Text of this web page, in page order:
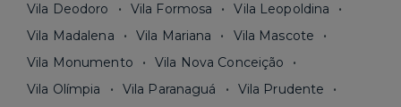
Vila Deodoro
Vila Formosa
Vila Leopoldina
Vila Madalena
Vila Mariana
Vila Mascote
Vila Monumento
Vila Nova Conceição
Vila Olímpia
Vila Paranaguá
Vila Prudente